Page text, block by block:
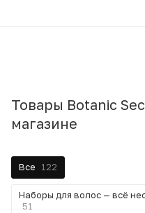
Товары Botanic
магазине
Все 122
Наборы для волос — всё
51